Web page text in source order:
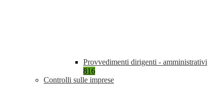
Provvedimenti dirigenti - amministrativi
816
Controlli sulle imprese